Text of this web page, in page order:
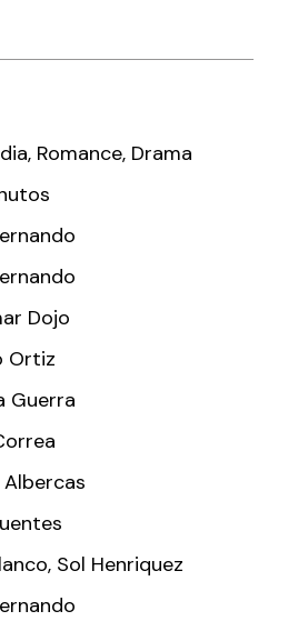
Romance, Drama
Dojo
Ortiz
Guerra
Sol Henriquez